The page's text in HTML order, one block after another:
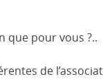
que pour vous ?..
de